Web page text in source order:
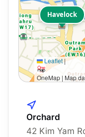
Havelock
Leaflet|
OneMap | Map
Orchard